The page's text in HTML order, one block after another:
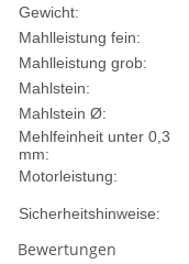
Gewicht:
Mahlleistung fein:
Mahlleistung grob:
Mahlstein:
Mahlstein Ø:
Mehlfeinheit unter 0,3
mm:
Motorleistung:
Sicherheitshinweise:
Bewertungen